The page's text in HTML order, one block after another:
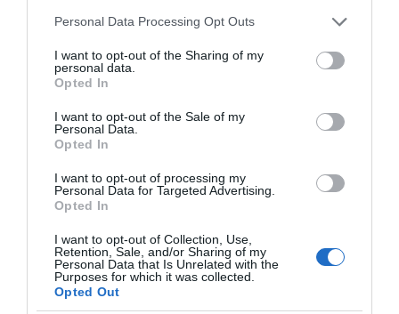
Please note that this website/app uses one or more Google
not limited to your visit or usage behaviour. You may click to
grant or deny consent to Google and its third-party tags to
use your data for below specified purposes in below Google
consent section.
Personal Data Processing Opt Outs
I want to opt-out of the Sharing of my
personal data.
Opted In
I want to opt-out of the Sale of my
Personal Data.
Opted In
I want to opt-out of processing my
Personal Data for Targeted Advertising.
Opted In
I want to opt-out of Collection, Use,
Retention, Sale, and/or Sharing of my
Personal Data that Is Unrelated with the
Purposes for which it was collected.
Opted Out
Ρίγη συγκίνησης στην Εύβοια! Η Ιερά
Μονή Οσίου Δαυΐδ έλαμψε στη μεγάλη
08.08.2026 | 21:00
Φάνης Σπανός: 500.000 € για την
ενεργειακή αναβάθμιση του 4ου